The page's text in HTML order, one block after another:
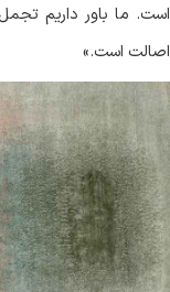
است. ما باور داریم
اصالت است.
»